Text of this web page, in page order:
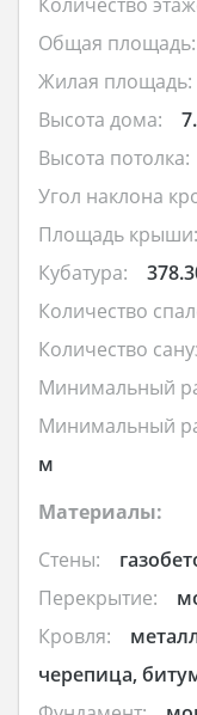
Общая площадь:
Жилая площадь:
Высота дома:
Высота потолка:
Угол наклона
Площадь крыши:
Кубатура:
Количество
Количество
Минимальный
Минимальный
м
Материалы:
Стены:
Перекрытие:
Кровля:
черепица,